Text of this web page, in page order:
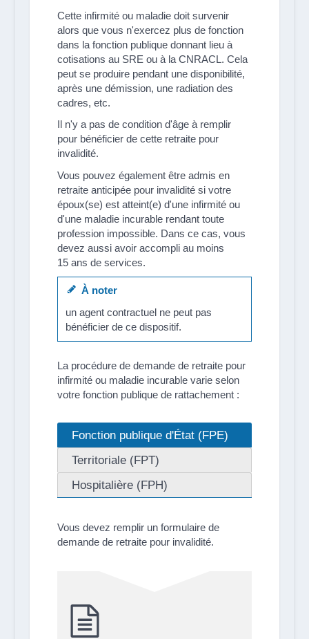
Cette infirmité ou maladie doit survenir
alors que vous n'exercez plus de fonction
dans la fonction publique donnant lieu à
cotisations au SRE ou à la CNRACL. Cela
peut se produire pendant une disponibilité,
après une démission, une radiation des
cadres, etc.
Il n'y a pas de condition d'âge à remplir
pour bénéficier de cette retraite pour
invalidité.
Vous pouvez également être admis en
retraite anticipée pour invalidité si votre
époux(se) est atteint(e) d'une infirmité ou
d'une maladie incurable rendant toute
profession impossible. Dans ce cas, vous
devez aussi avoir accompli au moins
15 ans de services.
À noter
un agent contractuel ne peut pas
bénéficier de ce dispositif.
La procédure de demande de retraite pour
infirmité ou maladie incurable varie selon
votre fonction publique de rattachement :
Fonction publique d'État (FPE)
Territoriale (FPT)
Hospitalière (FPH)
Vous devez remplir un formulaire de
demande de retraite pour invalidité.